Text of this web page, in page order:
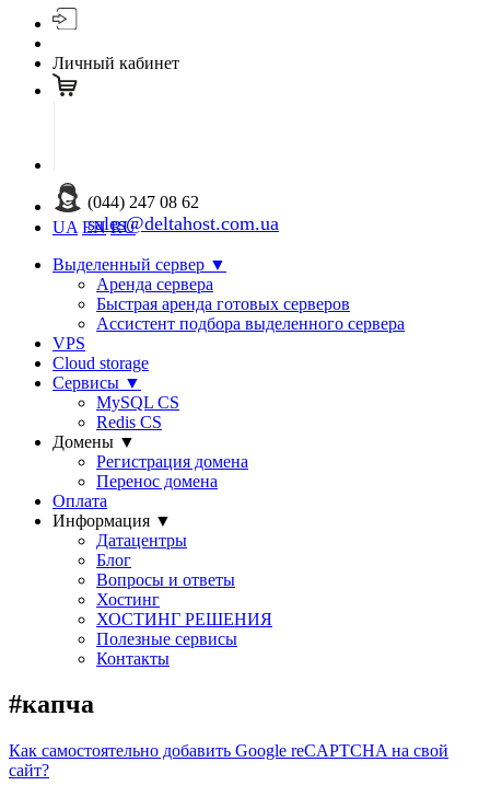
Личный кабинет
(044) 247 08 62
sales@deltahost.com.ua
UA EN RU
Выделенный сервер ▼
Аренда сервера
Быстрая аренда готовых серверов
Ассистент подбора выделенного сервера
VPS
Cloud storage
Сервисы ▼
MySQL CS
Redis CS
Домены ▼
Регистрация домена
Перенос домена
Оплата
Информация ▼
Датацентры
Блог
Вопросы и ответы
Хостинг
ХОСТИНГ РЕШЕНИЯ
Полезные сервисы
Контакты
#капча
Как самостоятельно добавить Google reCAPTCHA на свой
сайт?